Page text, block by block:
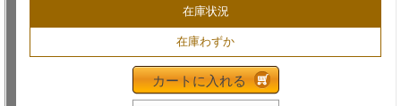
在庫状況
在庫わずか
カートに入れる